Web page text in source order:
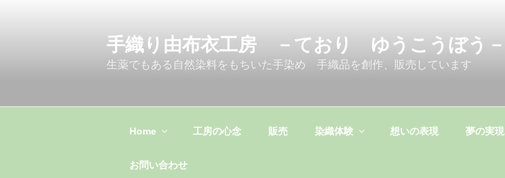
ス
手織り由布衣工房 －ており ゆうこうぼう－
生薬でもある自然染料をもちいた手染め 手織品を創作、販売しています
Home 工房の心念 販売 染織体験 想いの表現 夢の実現
お問い合わせ